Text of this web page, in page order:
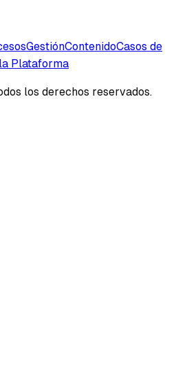
GestiónContenidoCasos de
Plataforma
los derechos reservados.